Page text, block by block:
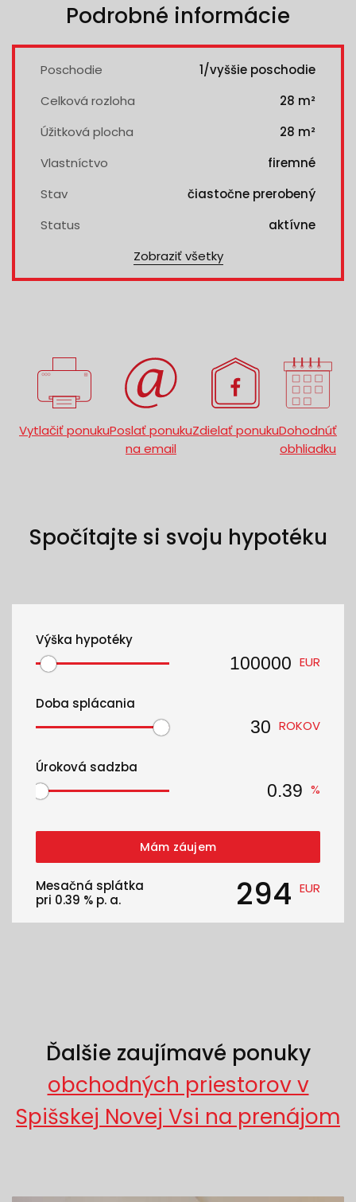
Podrobné informácie
Poschodie
1/vyššie poschodie
Celková rozloha
28 m²
Úžitková plocha
28 m²
Vlastníctvo
firemné
Stav
čiastočne prerobený
Status
aktívne
Zobraziť všetky
Vytlačiť ponukuPoslať ponuku
na email
Zdielať ponukuDohodnúť
obhliadku
Spočítajte si svoju hypotéku
Výška hypotéky
EUR
Doba splácania
ROKOV
Úroková sadzba
%
Mám záujem
Mesačná splátka
pri 0.39 % p. a. 294 EUR
Ďalšie zaujímavé ponuky
obchodných priestorov v
Spišskej Novej Vsi na prenájom